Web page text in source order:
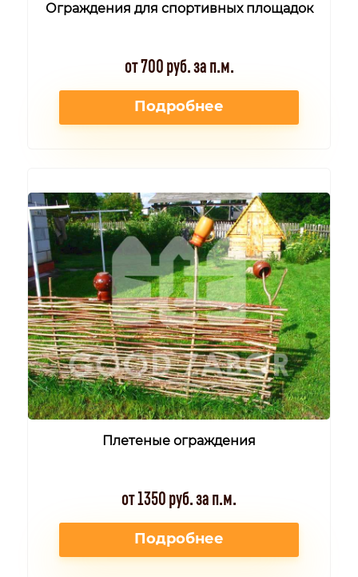
Ограждения для спортивных площадок
от 700 руб. за п.м.
Подробнее
Плетеные ограждения
от 1350 руб. за п.м.
Подробнее